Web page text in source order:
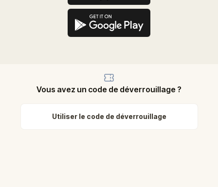
Vous avez un code de déverrouillage ?
Utiliser le code de déverrouillage